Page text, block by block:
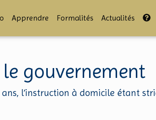
Apprendre Formalités Actualités
gouvernement
ans, l’instruction à domicile étant